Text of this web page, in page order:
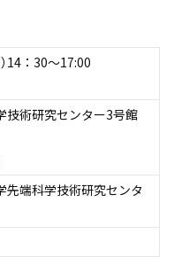
14：30〜17:00
術研究センター3号館
先端科学技術研究センタ